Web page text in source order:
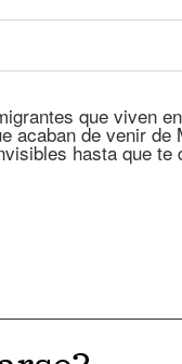
que viven
acaban de venir de
hasta que te